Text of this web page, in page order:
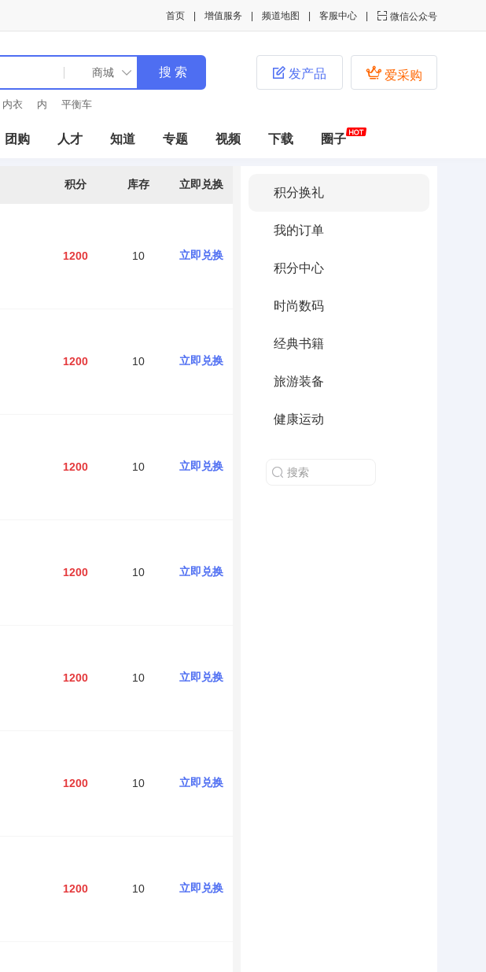
 微信公众号
客服中心
频道地图
增值服务
首页
内衣 内 平衡车
 爱采购
 发产品
团购 人才 知道 专题 视频 下载 圈子
积分 库存 立即兑换
1200 10 立即兑换
1200 10 立即兑换
1200 10 立即兑换
1200 10 立即兑换
1200 10 立即兑换
1200 10 立即兑换
1200 10 立即兑换
积分换礼
我的订单
积分中心
时尚数码
经典书籍
旅游装备
健康运动